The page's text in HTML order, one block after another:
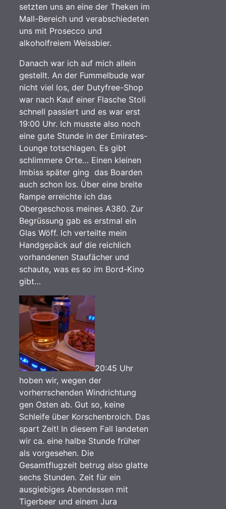
setzten uns an eine der Theken im
Mall-Bereich und verabschiedeten
uns mit Prosecco und
alkoholfreiem Weissbier.
Danach war ich auf mich allein
gestellt. An der Fummelbude war
nicht viel los, der Dutyfree-Shop
war nach Kauf einer Flasche Stoli
schnell passiert und es war erst
19:00 Uhr. Ich musste also noch
eine gute Stunde in der Emirates-
Lounge totschlagen. Es gibt
schlimmere Orte… Einen kleinen
Imbiss später ging das Boarden
auch schon los. Über eine breite
Rampe erreichte ich das
Obergeschoss meines A380. Zur
Begrüssung gab es erstmal ein
Glas Wöff. Ich verteilte mein
Handgepäck auf die reichlich
vorhandenen Staufächer und
schaute, was es so im Bord-Kino
gibt…
20:45 Uhr
hoben wir, wegen der
vorherrschenden Windrichtung
gen Osten ab. Gut so, keine
Schleife über Korschenbroich. Das
spart Zeit! In diesem Fall landeten
wir ca. eine halbe Stunde früher
als vorgesehen. Die
Gesamtflugzeit betrug also glatte
sechs Stunden. Zeit für ein
ausgiebiges Abendessen mit
Tigerbeer und einem Jura